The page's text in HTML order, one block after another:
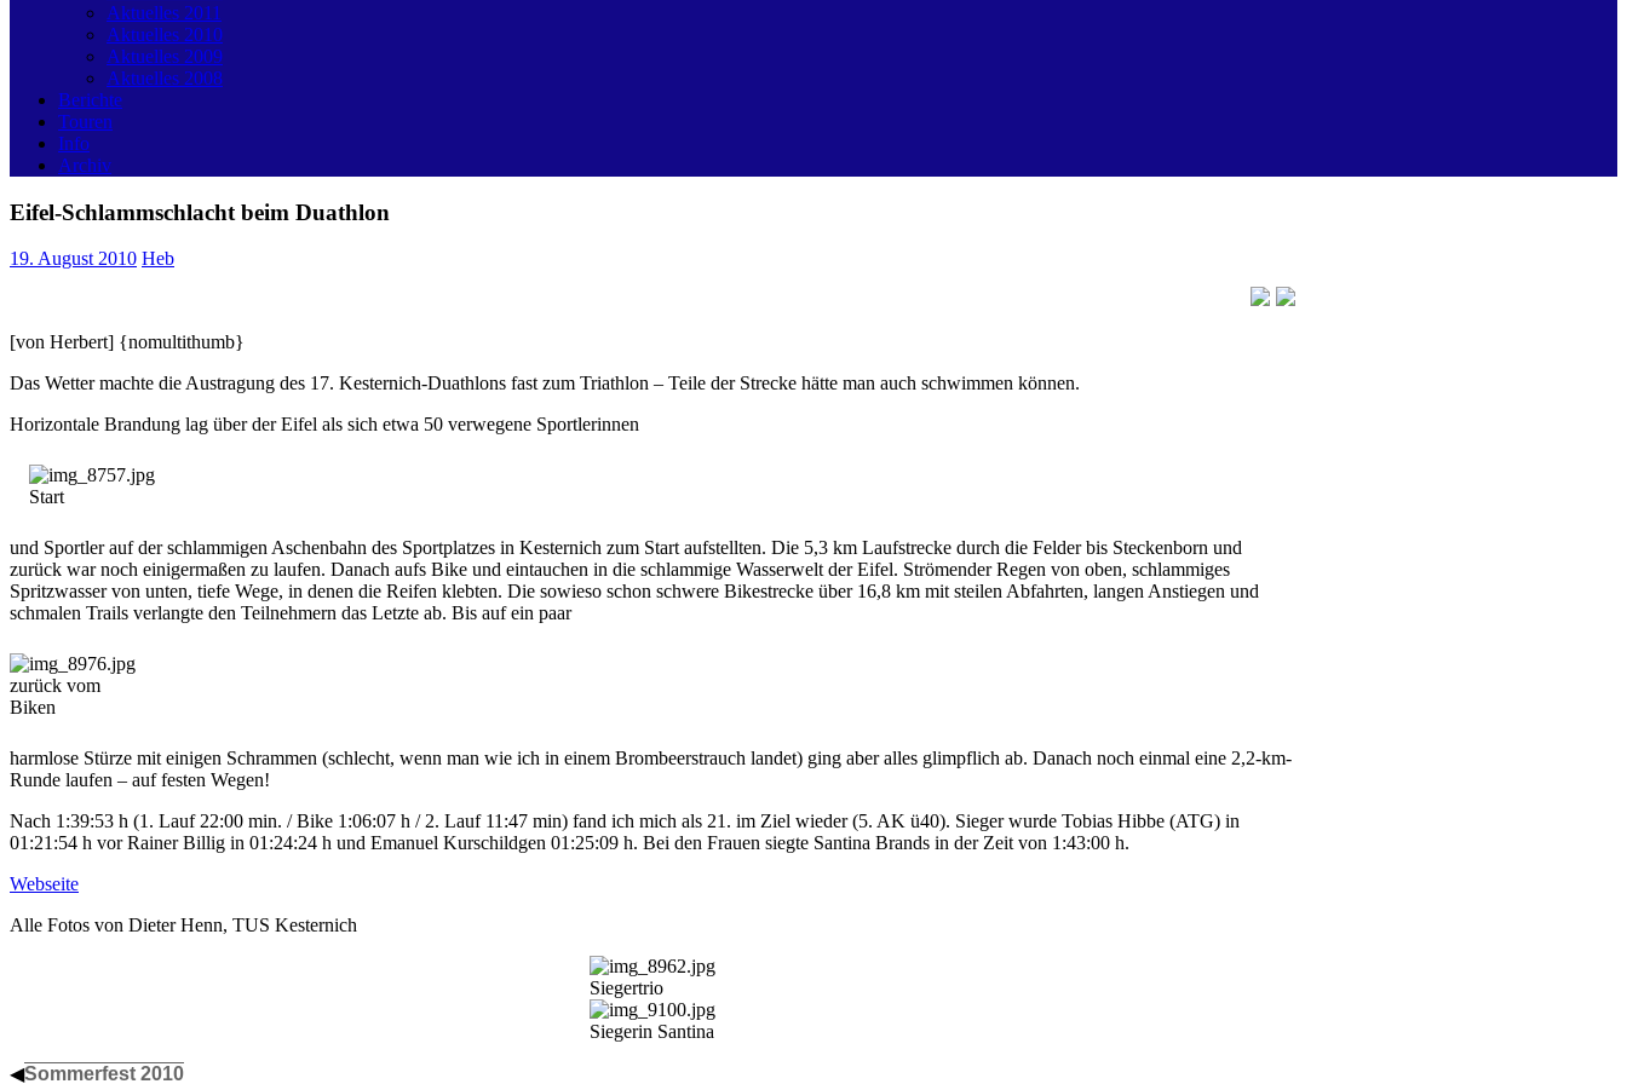
Aktuelles 2011
Aktuelles 2010
Aktuelles 2009
Aktuelles 2008
Berichte
Touren
Info
Archiv
Eifel-Schlammschlacht beim Duathlon
19. August 2010 Heb
[von Herbert] {nomultithumb}
Das Wetter machte die Austragung des 17. Kesternich-Duathlons fast zum Triathlon – Teile der Strecke hätte man auch schwimmen können.
Horizontale Brandung lag über der Eifel als sich etwa 50 verwegene Sportlerinnen
Start
und Sportler auf der schlammigen Aschenbahn des Sportplatzes in Kesternich zum Start aufstellten. Die 5,3 km Laufstrecke durch die Felder bis Steckenborn und
zurück war noch einigermaßen zu laufen. Danach aufs Bike und eintauchen in die schlammige Wasserwelt der Eifel. Strömender Regen von oben, schlammiges
Spritzwasser von unten, tiefe Wege, in denen die Reifen klebten. Die sowieso schon schwere Bikestrecke über 16,8 km mit steilen Abfahrten, langen Anstiegen und
schmalen Trails verlangte den Teilnehmern das Letzte ab. Bis auf ein paar
zurück vom
Biken
harmlose Stürze mit einigen Schrammen (schlecht, wenn man wie ich in einem Brombeerstrauch landet) ging aber alles glimpflich ab. Danach noch einmal eine 2,2-km-
Runde laufen – auf festen Wegen!
Nach 1:39:53 h (1. Lauf 22:00 min. / Bike 1:06:07 h / 2. Lauf 11:47 min) fand ich mich als 21. im Ziel wieder (5. AK ü40). Sieger wurde Tobias Hibbe (ATG) in
01:21:54 h vor Rainer Billig in 01:24:24 h und Emanuel Kurschildgen 01:25:09 h. Bei den Frauen siegte Santina Brands in der Zeit von 1:43:00 h.
Webseite
Alle Fotos von Dieter Henn, TUS Kesternich
Siegertrio
Siegerin Santina
◀Sommerfest 2010